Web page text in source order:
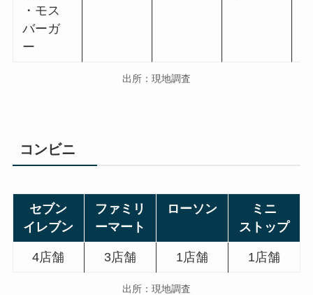
・モス
バーガ
ー
出所：現地調査
コンビニ
セブン
イレブン
ファミリ
ーマート
ローソン
ミニ
ストップ
4店舗 3店舗 1店舗 1店舗
出所：現地調査